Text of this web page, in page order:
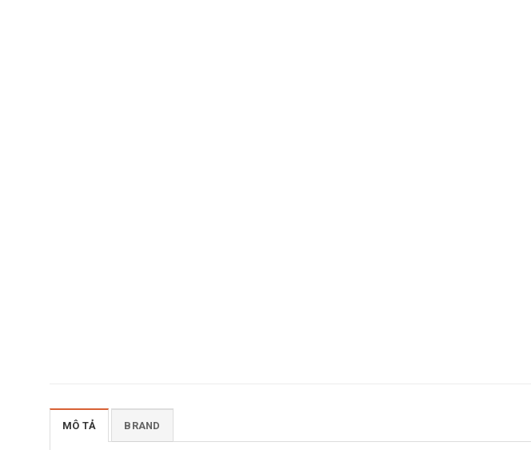
MÔ TẢ BRAND